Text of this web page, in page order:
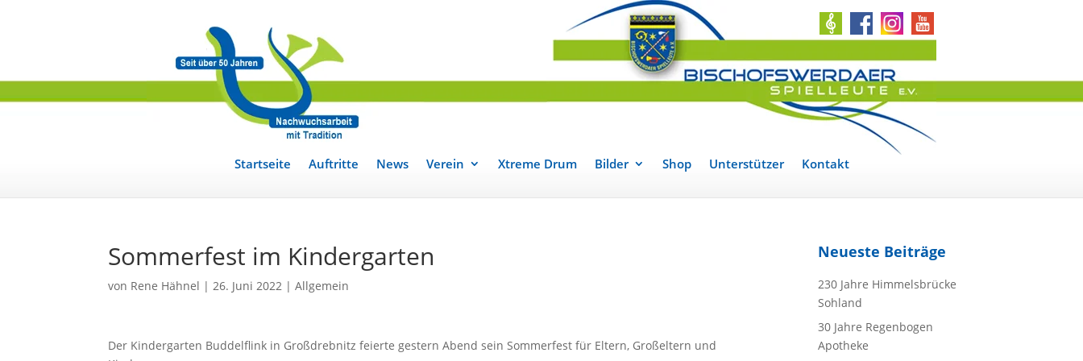
Startseite Auftritte News Verein Xtreme Drum Bilder Shop Unterstützer Kontakt
Sommerfest im Kindergarten
von Rene Hähnel |26. Juni 2022 |Allgemein
Der Kindergarten Buddelflink in Großdrebnitz feierte gestern Abend sein Sommerfest für Eltern, Großeltern und
Neueste Beiträge
230 Jahre Himmelsbrücke
Sohland
30 Jahre Regenbogen
Apotheke